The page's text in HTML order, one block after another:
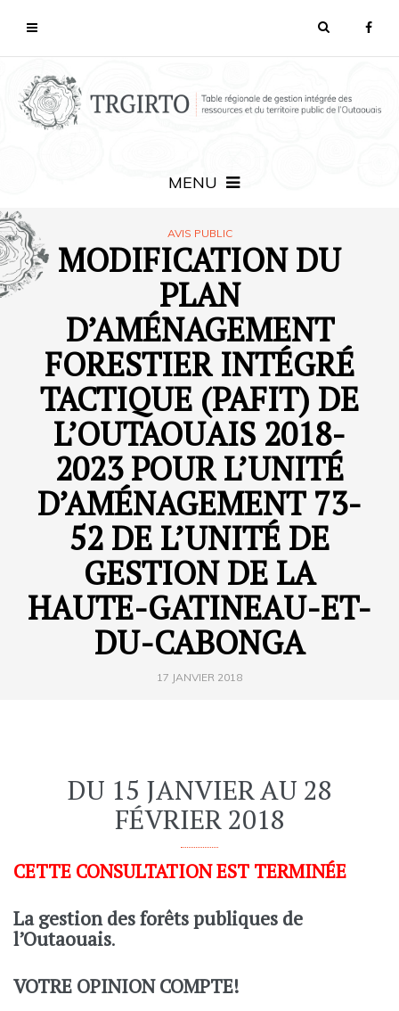
MENU
AVIS PUBLIC
MODIFICATION DU
PLAN
D’AMÉNAGEMENT
FORESTIER INTÉGRÉ
TACTIQUE (PAFIT) DE
L’OUTAOUAIS 2018-
2023 POUR L’UNITÉ
D’AMÉNAGEMENT 73-
52 DE L’UNITÉ DE
GESTION DE LA
HAUTE-GATINEAU-ET-
DU-CABONGA
17 JANVIER 2018
DU 15 JANVIER AU 28
FÉVRIER 2018
CETTE CONSULTATION EST TERMINÉE
La gestion des forêts publiques de
l’Outaouais.
VOTRE OPINION COMPTE!